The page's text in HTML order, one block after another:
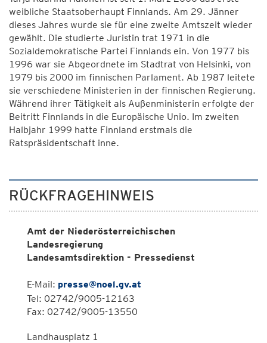
weibliche Staatsoberhaupt Finnlands. Am 29. Jänner
dieses Jahres wurde sie für eine zweite Amtszeit wieder
gewählt. Die studierte Juristin trat 1971 in die
Sozialdemokratische Partei Finnlands ein. Von 1977 bis
1996 war sie Abgeordnete im Stadtrat von Helsinki, von
1979 bis 2000 im finnischen Parlament. Ab 1987 leitete
sie verschiedene Ministerien in der finnischen Regierung.
Während ihrer Tätigkeit als Außenministerin erfolgte der
Beitritt Finnlands in die Europäische Unio. Im zweiten
Halbjahr 1999 hatte Finnland erstmals die
Ratspräsidentschaft inne.
RÜCKFRAGEHINWEIS
Amt der Niederösterreichischen
Landesregierung
Landesamtsdirektion - Pressedienst
E-Mail: presse@noel.gv.at
Tel: 02742/9005-12163
Fax: 02742/9005-13550
Landhausplatz 1